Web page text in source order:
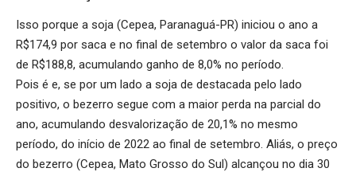
Isso porque a soja (Cepea, Paranaguá-PR) iniciou o ano a
R$174,9 por saca e no final de setembro o valor da saca foi
de R$188,8, acumulando ganho de 8,0% no período.
Pois é e, se por um lado a soja de destacada pelo lado
positivo, o bezerro segue com a maior perda na parcial do
ano, acumulando desvalorização de 20,1% no mesmo
período, do início de 2022 ao final de setembro. Aliás, o preço
do bezerro (Cepea, Mato Grosso do Sul) alcançou no dia 30